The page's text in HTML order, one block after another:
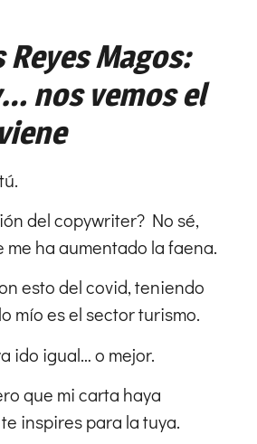
Magos:
nos vemos el
del copywriter? No sé,
me ha aumentado la faena.
esto del covid, teniendo
mío es el sector turismo.
ido igual… o mejor.
que mi carta haya
inspires para la tuya.